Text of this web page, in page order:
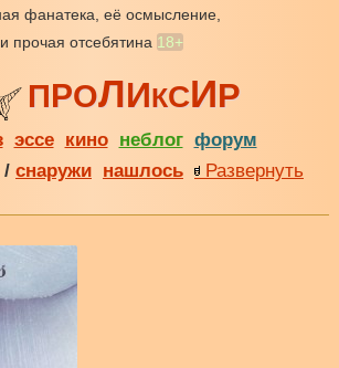
фанатека, её осмысление,
и прочая отсебятина 18+
ПРОЛИКСИР
эссе кино неблог форум
/ снаружи нашлось Развернуть